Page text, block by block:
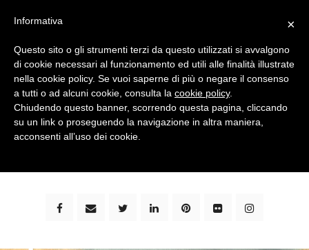
bimbi e viaggi - family travel blog: community #1 in
×
Informativa
Questo sito o gli strumenti terzi da questo utilizzati si avvalgono
di cookie necessari al funzionamento ed utili alle finalità illustrate
nella cookie policy. Se vuoi saperne di più o negare il consenso
a tutti o ad alcuni cookie, consulta la cookie policy.
Chiudendo questo banner, scorrendo questa pagina, cliccando
su un link o proseguendo la navigazione in altra maniera,
acconsenti all’uso dei cookie.